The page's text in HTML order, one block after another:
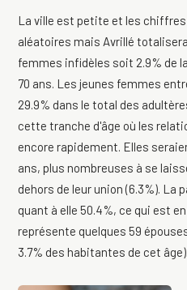
La ville est petite et les
aléatoires mais Avrillé
femmes infidèles soit 2.9% de
70 ans. Les jeunes femmes
29.9% dans le total des
cette tranche d'âge où les
encore rapidement. Elles
ans, plus nombreuses à se
dehors de leur union (6.3%). La
quant à elle 50.4%, ce qui est
représente quelques 59
3.7% des habitantes de cet âge).